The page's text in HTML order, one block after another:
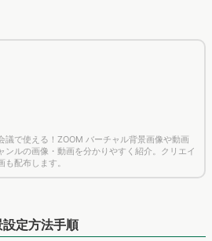
議で使える！ZOOM バーチャル背景画像や動画
ンルの画像・動画を分かりやすく紹介。クリエイ
配布します。
定方法手順